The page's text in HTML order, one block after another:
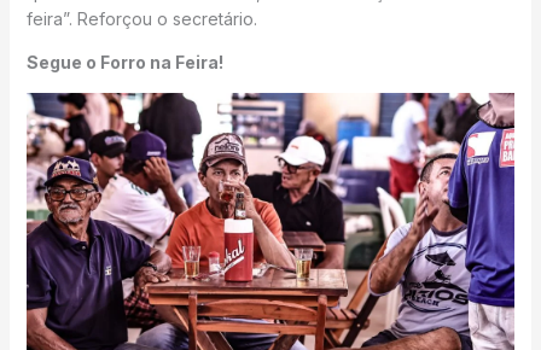
feira”. Reforçou o secretário.
Segue o Forro na Feira!